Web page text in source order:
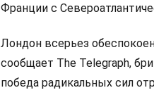
Франции с
Лондон всерьез
сообщает The Telegraph,
победа радикальных сил